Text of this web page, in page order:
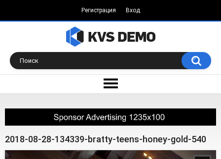
Регистрация Вход
2018-08-28-134339-bratty-teens-honey-gold-540